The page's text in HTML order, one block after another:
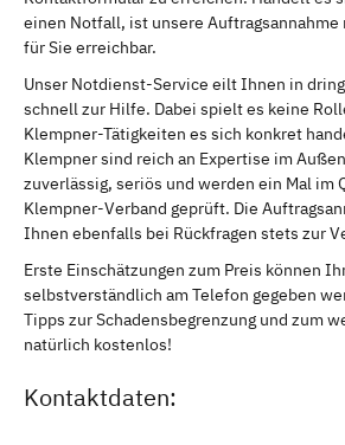
einen Notfall, ist unsere Auftragsannahme
für Sie erreichbar.
Unser Notdienst-Service eilt Ihnen in
schnell zur Hilfe. Dabei spielt es keine
Klempner-Tätigkeiten es sich konkret
Klempner sind reich an Expertise im
zuverlässig, seriös und werden ein Mal im
Klempner-Verband geprüft. Die
Ihnen ebenfalls bei Rückfragen stets zur
Erste Einschätzungen zum Preis können
selbstverständlich am Telefon gegeben
Tipps zur Schadensbegrenzung und zum
natürlich kostenlos!
Kontaktdaten: